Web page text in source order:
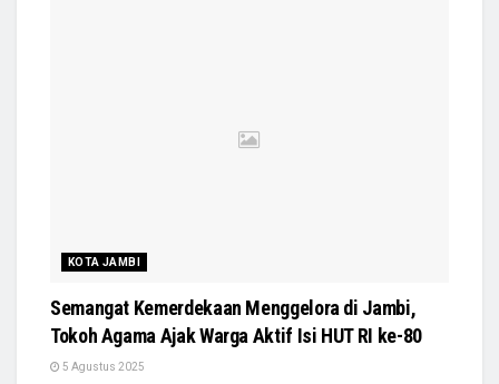
KOTA JAMBI
Semangat Kemerdekaan Menggelora di Jambi,
Tokoh Agama Ajak Warga Aktif Isi HUT RI ke-80
5 Agustus 2025